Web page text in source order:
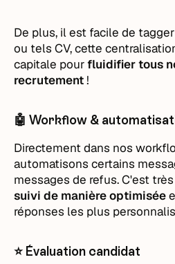
De plus, il est facile de
ou tels CV, cette
capitale pourfluidifier tous
recrutement!
🤖 Workflow &
Directement dans nos
automatisons certains
messages de refus. C'est
suivi de manière optimisée
réponses les plus
⭐️ Évaluation candidat